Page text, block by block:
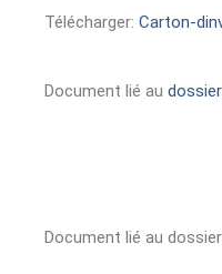
Télécharger: Carton-
Document lié au
Document lié au dossier